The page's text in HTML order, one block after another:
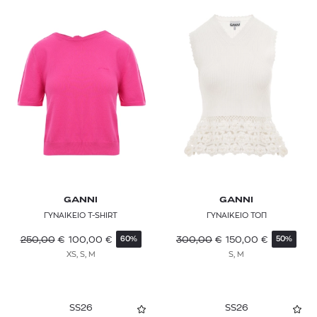
GANNI
ΓΥΝΑΙΚΕΙΟ T-SHIRT
250,00 € 100,00 € 60%
XS, S, M
GANNI
ΓΥΝΑΙΚΕΙΟ ΤΟΠ
300,00 € 150,00 € 50%
S, M
SS26 SS26